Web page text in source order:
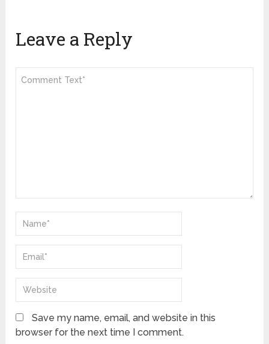
Leave a Reply
Save my name, email, and website in this
browser for the next time I comment.